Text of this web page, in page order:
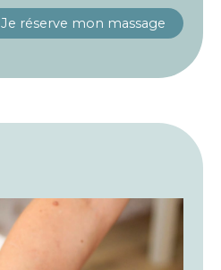
Je réserve mon massage